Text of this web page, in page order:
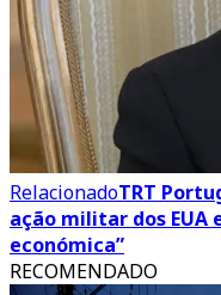
RelacionadoTRT
ação militar dos EUA
económica”
RECOMENDADO